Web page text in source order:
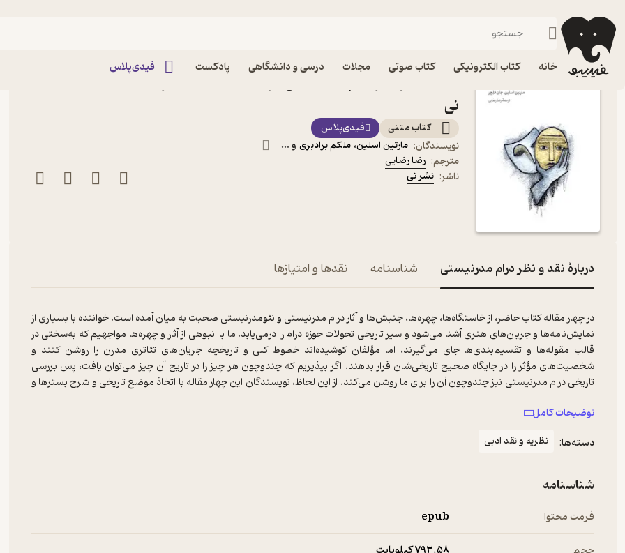
خانه کتاب الکترونیکی کتاب صوتی مجلات درسی و دانشگاهی پادکست فیدی‌پلاس
فیدیبو کتاب الکترونیکی
نی
کتاب متنی
فیدی‌پلاس
نویسندگان: مارتین اسلین، ملکم برادبری و ...
مترجم: رضا رضایی
ناشر: نشر نی
دربارۀ نقد و نظر درام مدرنیستی شناسنامه نقدها و امتیازها
در چهار مقاله کتاب حاضر، از خاستگاه‌ها، چهره‌ها، جنبش‌ها و آثار درام مدرنیستی و نئومدرنیستی صحبت به میان آمده است. خواننده با بسیاری از
نمایش‌نامه‌ها و جریان‌های هنری آشنا می‌شود و سیر تاریخی تحولات حوزه درام را درمی‌یابد. ما با انبوهی از آثار و چهره‌ها مواجهیم که به‌سختی در
قالب مقوله‌ها و تقسیم‌بندی‌ها جای می‌گیرند، اما مؤلفان کوشیده‌اند خطوط کلی و تاریخچه جریان‌های تئاتری مدرن را روشن کنند و
شخصیت‌های مؤثر را در جایگاه صحیح تاریخی‌شان قرار بدهند. اگر بپذیریم که چندوچون هر چیز را در تاریخ آن چیز می‌توان یافت، پس بررسی
تاریخی درام مدرنیستی نیز چندوچون آن را برای ما روشن می‌کند. از این لحاظ، نویسندگان این چهار مقاله با اتخاذ موضع تاریخی و شرح بسترها و
توضیحات کامل
دسته‌ها:
نظریه و نقد ادبی
شناسنامه
فرمت محتوا epub